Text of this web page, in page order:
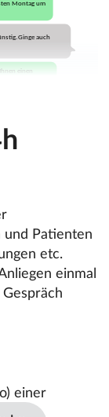
und Patienten
etc.
einmal
einer